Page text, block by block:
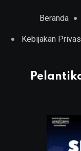
Beranda
Kebijakan